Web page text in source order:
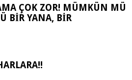
ÇOK ZOR! MÜMKÜN MÜ
BİR YANA, BİR